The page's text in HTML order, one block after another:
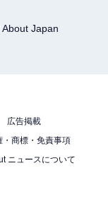
About Japan
広告掲載
・商標・免責事項
ニュースについて